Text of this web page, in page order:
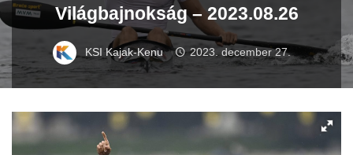
Világbajnokság – 2023.08.26
KSI Kajak-Kenu 2023. december 27.